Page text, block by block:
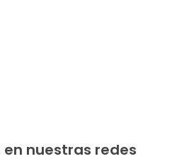
en nuestras redes